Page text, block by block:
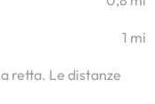
1 mi
retta. Le distanze